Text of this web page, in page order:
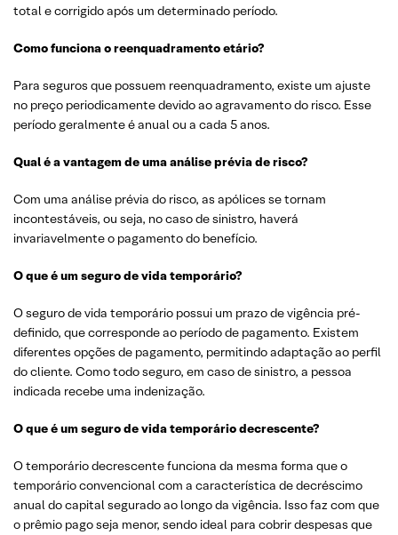
total e corrigido após um determinado período.
Como funciona o reenquadramento etário?
Para seguros que possuem reenquadramento, existe um ajuste
no preço periodicamente devido ao agravamento do risco. Esse
período geralmente é anual ou a cada 5 anos.
Qual é a vantagem de uma análise prévia de risco?
Com uma análise prévia do risco, as apólices se tornam
incontestáveis, ou seja, no caso de sinistro, haverá
invariavelmente o pagamento do benefício.
O que é um seguro de vida temporário?
O seguro de vida temporário possui um prazo de vigência pré-
definido, que corresponde ao período de pagamento. Existem
diferentes opções de pagamento, permitindo adaptação ao perfil
do cliente. Como todo seguro, em caso de sinistro, a pessoa
indicada recebe uma indenização.
O que é um seguro de vida temporário decrescente?
O temporário decrescente funciona da mesma forma que o
temporário convencional com a característica de decréscimo
anual do capital segurado ao longo da vigência. Isso faz com que
o prêmio pago seja menor, sendo ideal para cobrir despesas que